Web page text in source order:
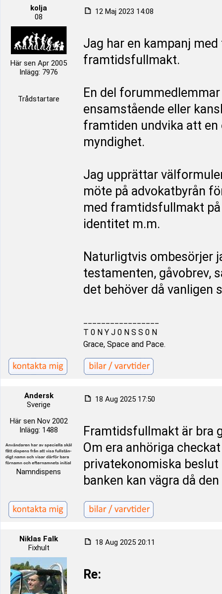
kolja
08
Här sen Apr 2005
Inlägg: 7976
Trådstartare
12 Maj 2023 14:08
Jag har en kampanj
framtidsfullmakt.
En del
ensamstående eller
framtiden undvika att
myndighet.
Jag upprättar
möte på advokatbyrån
med framtidsfullmakt
identitet m.m.
Naturligtvis ombesörjer
testamenten, gåvobrev,
det behöver då vanligen
T 0 N Y J 0 N S S 0 N
Grace, Space and Pace.
Andersk
Sverige
Här sen Nov 2002
Inlägg: 1488
Namndispens
18 Aug 2025 17:50
Framtidsfullmakt är bra
Om era anhöriga
privatekonomiska
banken kan vägra då
Niklas Falk
Fixhult
18 Aug 2025 20:11
Re: